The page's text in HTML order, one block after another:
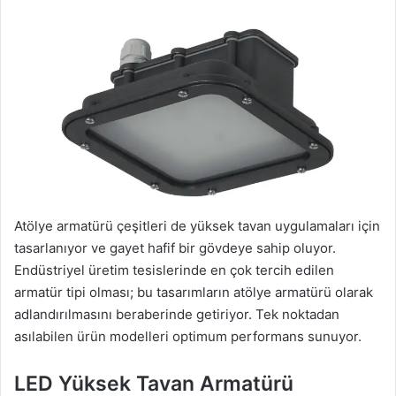
Atölye armatürü çeşitleri de yüksek tavan uygulamaları için
tasarlanıyor ve gayet hafif bir gövdeye sahip oluyor.
Endüstriyel üretim tesislerinde en çok tercih edilen
armatür tipi olması; bu tasarımların atölye armatürü olarak
adlandırılmasını beraberinde getiriyor. Tek noktadan
asılabilen ürün modelleri optimum performans sunuyor.
LED Yüksek Tavan Armatürü